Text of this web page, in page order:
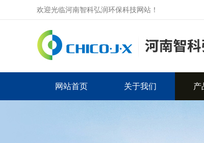
欢迎光临河南智科弘润环保科技网站！
网站首页 关于我们 产